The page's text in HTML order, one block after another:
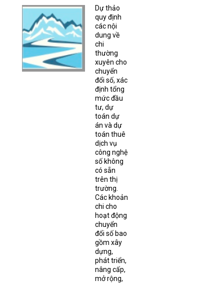
Dự thảo
quy định
các nội
dung về
chi
thường
xuyên cho
chuyển
đổi số, xác
định tổng
mức đầu
tư, dự
toán dự
án và dự
toán thuê
dịch vụ
công nghệ
số không
có sẵn
trên thị
trường.
Các khoản
chi cho
hoạt động
chuyển
đổi số bao
gồm xây
dựng,
phát triển,
nâng cấp,
mở rộng,